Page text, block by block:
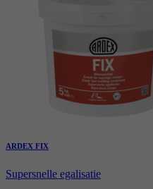
ARDEX FIX
Supersnelle egalisatie